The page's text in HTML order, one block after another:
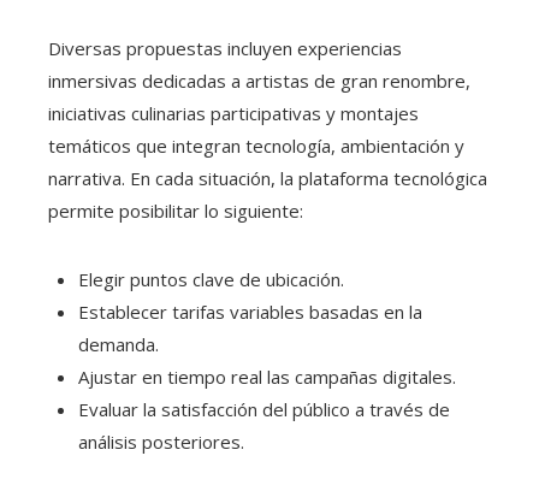
Diversas propuestas incluyen experiencias
inmersivas dedicadas a artistas de gran renombre,
iniciativas culinarias participativas y montajes
temáticos que integran tecnología, ambientación y
narrativa. En cada situación, la plataforma tecnológica
permite posibilitar lo siguiente:
Elegir puntos clave de ubicación.
Establecer tarifas variables basadas en la
demanda.
Ajustar en tiempo real las campañas digitales.
Evaluar la satisfacción del público a través de
análisis posteriores.